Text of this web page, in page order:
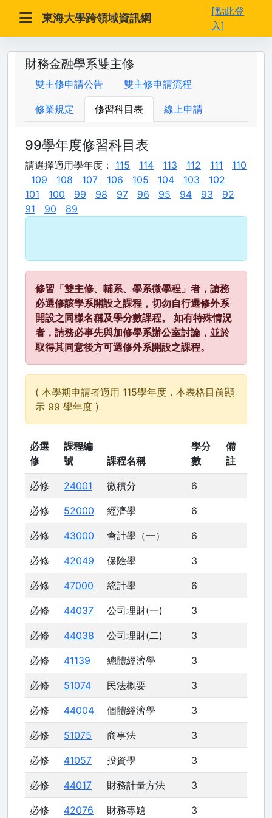
東海大學跨領域資訊網
[點此登
入]
財務金融學系雙主修
雙主修申請公告 雙主修申請流程
修業規定 修習科目表 線上申請
99學年度修習科目表
請選擇適用學年度： 115 114 113 112 111
110
109
108 107 106 105 104 103
102
101
100 99 98 97 96 95 94 93
92
91
90 89
修習「雙主修、輔系、學系微學程」者，請務
必選修該學系開設之課程，切勿自行選修外系
開設之同樣名稱及學分數課程。 如有特殊情況
者，請務必事先與加修學系辦公室討論，並於
取得其同意後方可選修外系開設之課程。
( 本學期申請者適用 115學年度，本表格目前顯
示 99 學年度 )
必選
修
課程編
號
課程名稱
學分
數
備
註
必修 24001 微積分 6
必修 52000 經濟學 6
必修 43000 會計學（一） 6
必修 42049 保險學 3
必修 47000 統計學 6
必修 44037 公司理財(一) 3
必修 44038 公司理財(二) 3
必修 41139 總體經濟學 3
必修 51074 民法概要 3
必修 44004 個體經濟學 3
必修 51075 商事法 3
必修 41057 投資學 3
必修 44017 財務計量方法 3
必修 42076 財務專題 3